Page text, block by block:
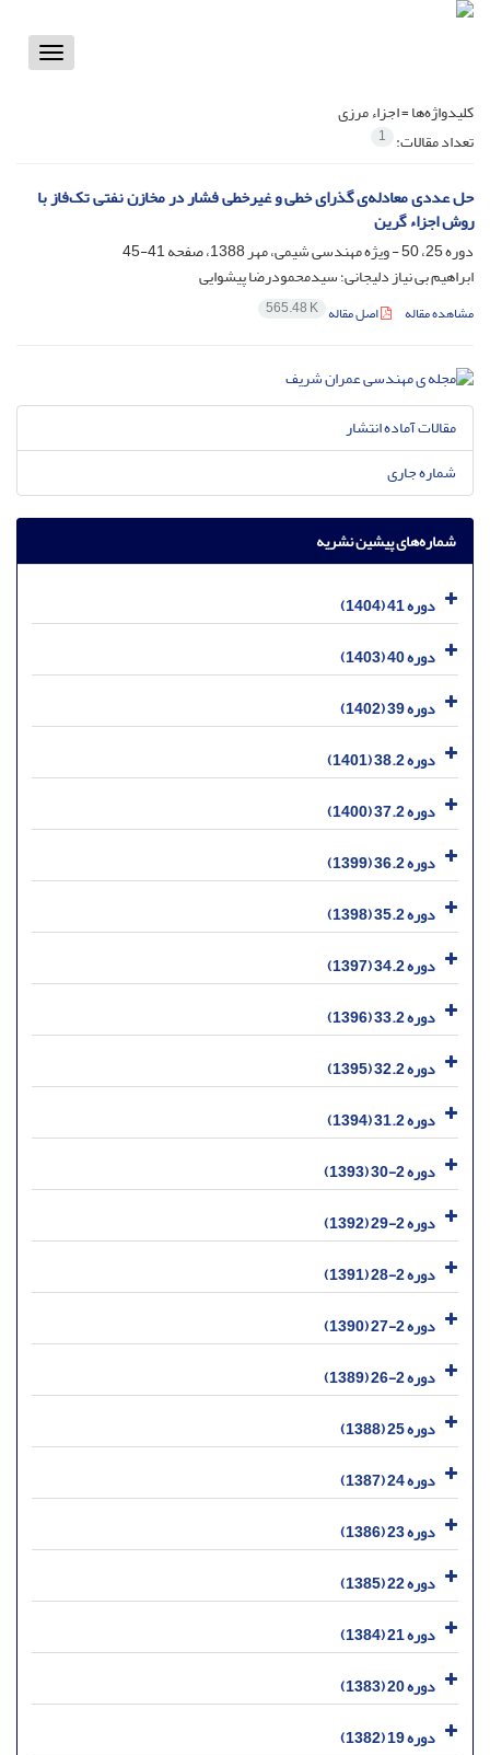
Toggle
کلیدواژه‌ها =اجزاء مرزی
تعداد مقالات: 1
حل عددی معادله‌ی گذرای خطی و غیرخطی فشار در مخازن نفتی تک‌فاز با
روش اجزاء گرین
دوره 25، 50 - ویژه مهندسی شیمی، مهر 1388، صفحه
41-45
ابراهیم بی نیاز دلیجانی؛ سیدمحمودرضا پیشوایی
مشاهده مقاله اصل مقاله 565.48 K
مقالات آماده انتشار
شماره جاری
شماره‌های پیشین نشریه
دوره 41 (1404)
دوره 40 (1403)
دوره 39 (1402)
دوره 38.2 (1401)
دوره 37.2 (1400)
دوره 36.2 (1399)
دوره 35.2 (1398)
دوره 34.2 (1397)
دوره 33.2 (1396)
دوره 32.2 (1395)
دوره 31.2 (1394)
دوره 2-30 (1393)
دوره 2-29 (1392)
دوره 2-28 (1391)
دوره 2-27 (1390)
دوره 2-26 (1389)
دوره 25 (1388)
دوره 24 (1387)
دوره 23 (1386)
دوره 22 (1385)
دوره 21 (1384)
دوره 20 (1383)
دوره 19 (1382)